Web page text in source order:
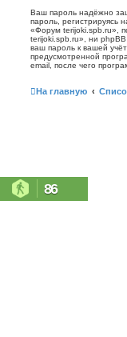
Ваш пароль надёжно
пароль, регистрируясь
«Форум terijoki.spb.ru»,
terijoki.spb.ru», ни
ваш пароль к вашей
предусмотренной
email, после чего
На главную
86